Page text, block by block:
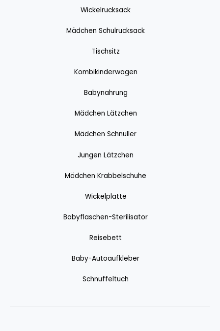
Wickelrucksack
Mädchen Schulrucksack
Tischsitz
Kombikinderwagen
Babynahrung
Mädchen Lätzchen
Mädchen Schnuller
Jungen Lätzchen
Mädchen Krabbelschuhe
Wickelplatte
Babyflaschen-Sterilisator
Reisebett
Baby-Autoaufkleber
Schnuffeltuch